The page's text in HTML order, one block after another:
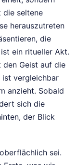
die seltene
herauszutreten
die
ein ritueller Akt.
den Geist auf die
ist vergleichbar
anzieht. Sobald
sich die
der Blick
sei.